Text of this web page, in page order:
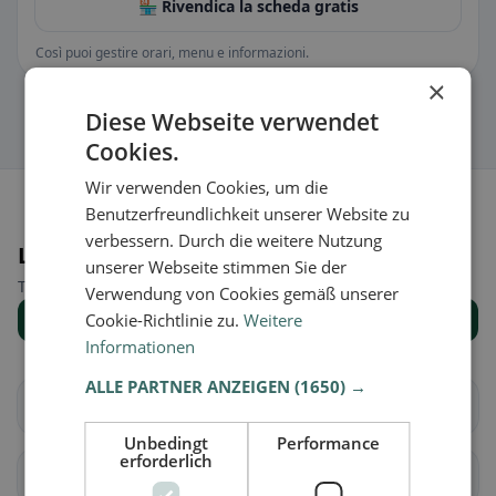
🏪 Rivendica la scheda gratis
Così puoi gestire orari, menu e informazioni.
Luoghi nelle vicinanze
Trova il luogo giusto per la tua ricerca di ristoranti.
Mostra tutti i luoghi
San Gallo
×
Diese Webseite verwendet
Cookies.
Wir verwenden Cookies, um die
Benutzerfreundlichkeit unserer Website zu
verbessern. Durch die weitere Nutzung
unserer Webseite stimmen Sie der
Verwendung von Cookies gemäß unserer
Cookie-Richtlinie zu.Weitere
Informationen
ALLE PARTNER ANZEIGEN(1650) →
Unbedingt
erforderlich
Performance